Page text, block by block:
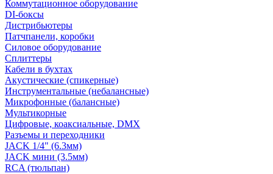
Коммутационное оборудование
DI-боксы
Дистрибьютеры
Патчпанели, коробки
Силовое оборудование
Сплиттеры
Кабели в бухтах
Акустические (спикерные)
Инструментальные (небалансные)
Микрофонные (балансные)
Мультикорные
Цифровые, коаксиальные, DMX
Разъемы и переходники
JACK 1/4" (6.3мм)
JACK мини (3.5мм)
RCA (тюльпан)